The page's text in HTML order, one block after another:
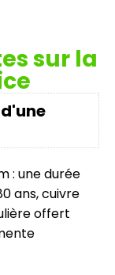
sur la
: une durée
ans, cuivre
offert